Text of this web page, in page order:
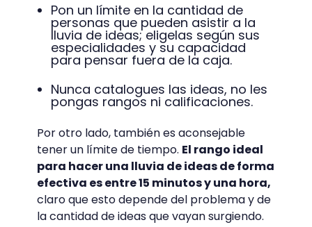
Pon un límite en la cantidad de
personas que pueden asistir a la
lluvia de ideas; eligelas según sus
especialidades y su capacidad
para pensar fuera de la caja.
Nunca catalogues las ideas, no les
pongas rangos ni calificaciones.
Por otro lado, también es aconsejable
tener un límite de tiempo. El rango ideal
para hacer una lluvia de ideas de forma
efectiva es entre 15 minutos y una hora,
claro que esto depende del problema y de
la cantidad de ideas que vayan surgiendo.